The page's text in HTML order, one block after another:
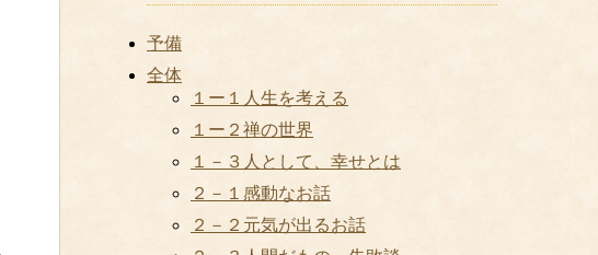
予備
全体
１ー１人生を考える
１ー２禅の世界
１－３人として、幸せとは
２－１感動なお話
２－２元気が出るお話